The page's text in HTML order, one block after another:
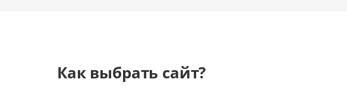
Как выбрать сайт?